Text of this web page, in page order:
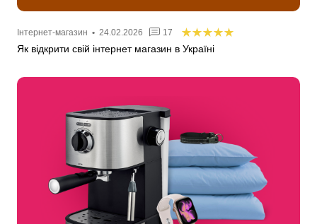
Інтернет-магазин • 24.02.2026 17
Як відкрити свій інтернет магазин в Україні